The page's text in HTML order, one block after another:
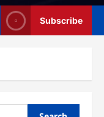
Subscribe